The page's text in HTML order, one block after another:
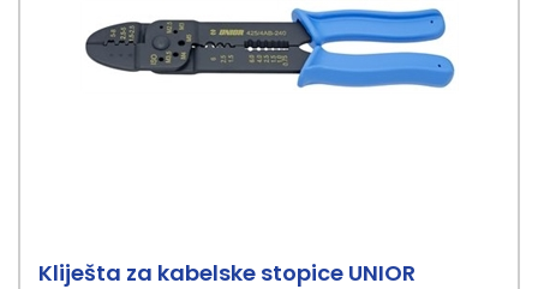
Kliješta za kabelske stopice UNIOR